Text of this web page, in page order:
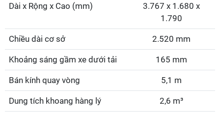
Dài x Rộng x Cao (mm)
3.767 x 1.680 x
1.790
Chiều dài cơ sở 2.520 mm
Khoảng sáng gầm xe dưới tải 165 mm
Bán kính quay vòng 5,1 m
Dung tích khoang hàng lý 2,6 m³